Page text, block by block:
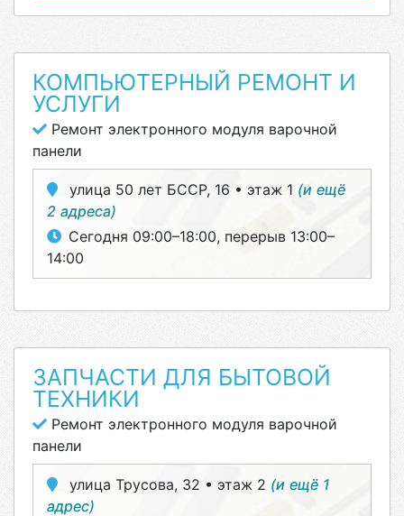
КОМПЬЮТЕРНЫЙ РЕМОНТ И
УСЛУГИ
Ремонт электронного модуля варочной
панели
улица 50 лет БССР, 16 • этаж 1 (и ещё
2 адреса)
Сегодня 09:00–18:00, перерыв 13:00–
14:00
ЗАПЧАСТИ ДЛЯ БЫТОВОЙ
ТЕХНИКИ
Ремонт электронного модуля варочной
панели
улица Трусова, 32 • этаж 2 (и ещё 1
адрес)